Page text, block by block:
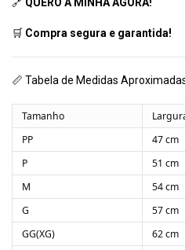
🔗 QUERO A MINHA AGORA!
🛒 Compra segura e garantida!
📏 Tabela de Medidas
Tamanho
PP
47 cm
P
51 cm
M
54 cm
G
57 cm
GG(XG)
62 cm